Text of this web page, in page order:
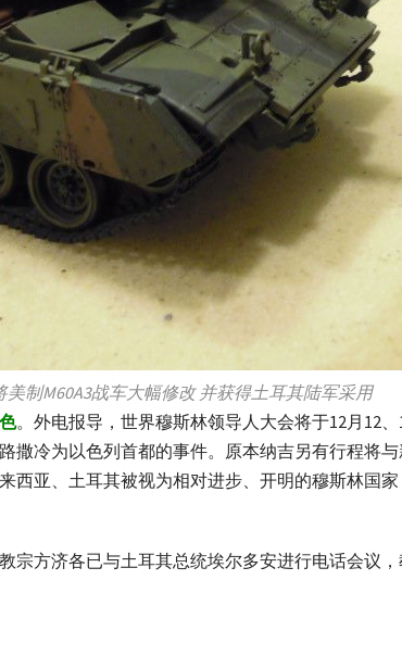
美制M60A3战车大幅修改 并获得土耳其陆军采用
。外电报导，世界穆斯林领导人大会将于12月12
撒冷为以色列首都的事件。原本纳吉另有行程将
西亚、土耳其被视为相对进步、开明的穆斯林国
宗方济各已与土耳其总统埃尔多安进行电话会议